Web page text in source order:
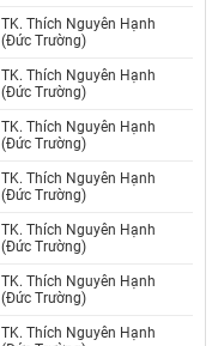
TK. Thích Nguyên Hạnh
(Đức Trường)
TK. Thích Nguyên Hạnh
(Đức Trường)
TK. Thích Nguyên Hạnh
(Đức Trường)
TK. Thích Nguyên Hạnh
(Đức Trường)
TK. Thích Nguyên Hạnh
(Đức Trường)
TK. Thích Nguyên Hạnh
(Đức Trường)
TK. Thích Nguyên Hạnh